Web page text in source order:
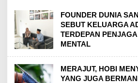
FOUNDER DUNIA
SEBUT KELUARGA
TERDEPAN
MENTAL
MERAJUT, HOBI
YANG JUGA